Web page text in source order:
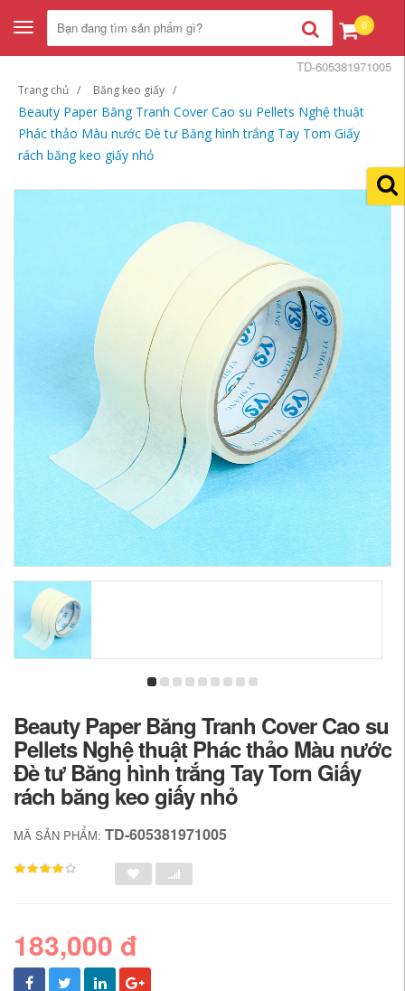
Toggle
navigation
0
Trang chủ Băng keo giấy
Beauty Paper Băng Tranh Cover Cao su Pellets Nghệ thuật
Phác thảo Màu nước Đè tư Băng hình trắng Tay Torn Giấy
rách băng keo giấy nhỏ
TD-605381971005
Beauty Paper Băng Tranh Cover Cao su
Pellets Nghệ thuật Phác thảo Màu nước
Đè tư Băng hình trắng Tay Torn Giấy
rách băng keo giấy nhỏ
MÃ SẢN PHẨM: TD-605381971005
183,000 đ